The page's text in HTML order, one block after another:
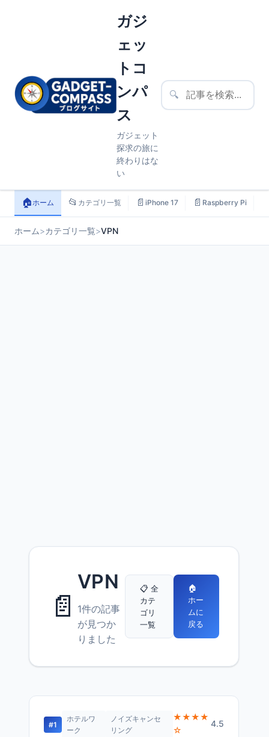
ガジ
ェッ
トコ
ンパ
ス
ガジェット
探求の旅に
終わりはな
い
🔍
🏠ホーム 📂 カテゴリ一覧 📄 iPhone 17 📄 Raspberry Pi
ホーム>カテゴリ一覧>VPN
📄
VPN
1件の記事
が見つか
りました
📋 全
カテ
ゴリ
一覧
🏠
ホー
ムに
戻る
#1
ホテルワ
ーク
ノイズキャンセ
リング
★★★★
☆
4.5